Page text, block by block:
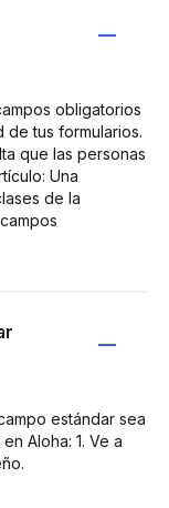
obligatorios
de tus formularios.
que las personas
Una
de la
estándar sea
Aloha: 1. Ve a